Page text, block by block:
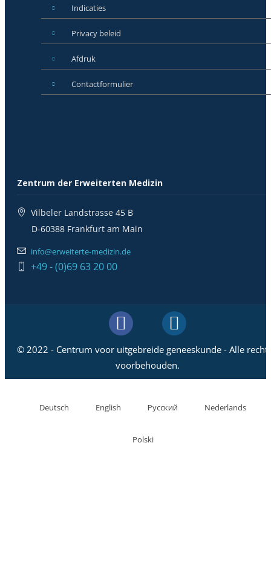
Indicaties
Privacy beleid
Afdruk
Contactformulier
Zentrum der Erweiterten Medizin
Vilbeler Landstrasse 45 B
D-60388 Frankfurt am Main
info@erweiterte-medizin.de
+49 - (0)69 63 20 00
© 2022 - Centrum voor uitgebreide geneeskunde - Alle
voorbehouden.
Deutsch English Русский Nederlands
Polski